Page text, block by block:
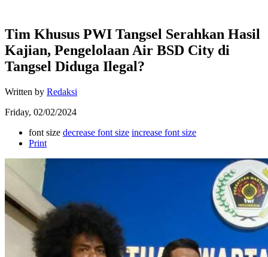
Tim Khusus PWI Tangsel Serahkan Hasil
Kajian, Pengelolaan Air BSD City di
Tangsel Diduga Ilegal?
Written by Redaksi
Friday, 02/02/2024
font size decrease font size increase font size
Print